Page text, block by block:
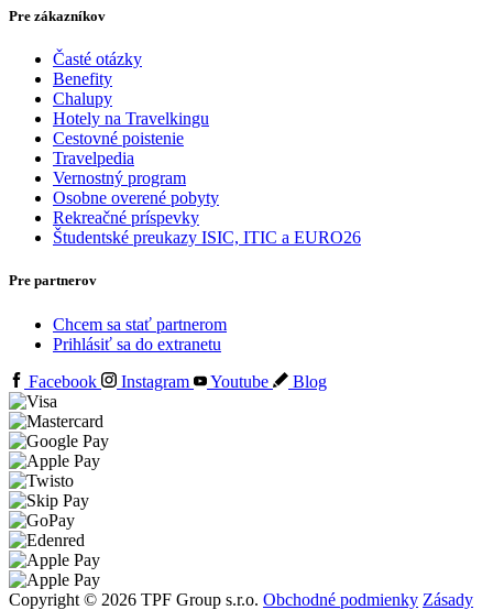
Pre zákazníkov
Časté otázky
Benefity
Chalupy
Hotely na Travelkingu
Cestovné poistenie
Travelpedia
Vernostný program
Osobne overené pobyty
Rekreačné príspevky
Študentské preukazy ISIC, ITIC a EURO26
Pre partnerov
Chcem sa stať partnerom
Prihlásiť sa do extranetu
Facebook
Instagram Youtube Blog
Copyright © 2026 TPF Group s.r.o. Obchodné podmienky Zásady